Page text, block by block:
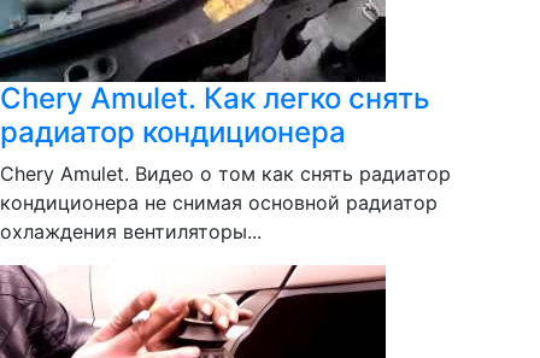
Chery Amulet. Как легко снять
радиатор кондиционера
Chery Amulet. Видео о том как снять радиатор
кондиционера не снимая основной радиатор
охлаждения вентиляторы...